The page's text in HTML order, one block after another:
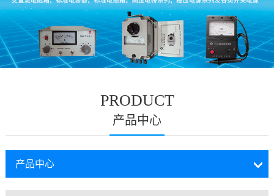
PRODUCT
产品中心
产品中心